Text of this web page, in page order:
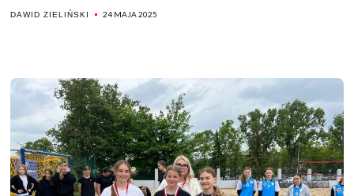
DAWID ZIELIŃSKI 24 MAJA 2025